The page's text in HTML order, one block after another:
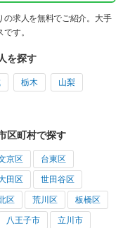
の求人を無料でご紹介。大手
す。
を探す
栃木 山梨
区町村で探す
京区 台東区
田区 世田谷区
区 荒川区 板橋区
八王子市 立川市